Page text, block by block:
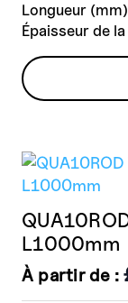
Longueur
Épaisseur de
Ce
produit
variantes.
Les
peuvent
être
choisies
sur
L1000mm
À partir de :